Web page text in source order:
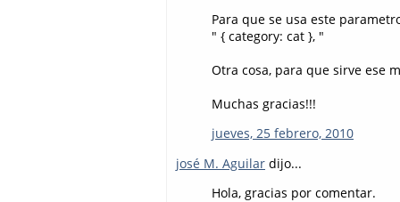
Para que se usa este
" { category: cat }, "
Otra cosa, para que sirve ese
Muchas gracias!!!
jueves, 25 febrero, 2010
josé M. Aguilar dijo...
Hola, gracias por comentar.